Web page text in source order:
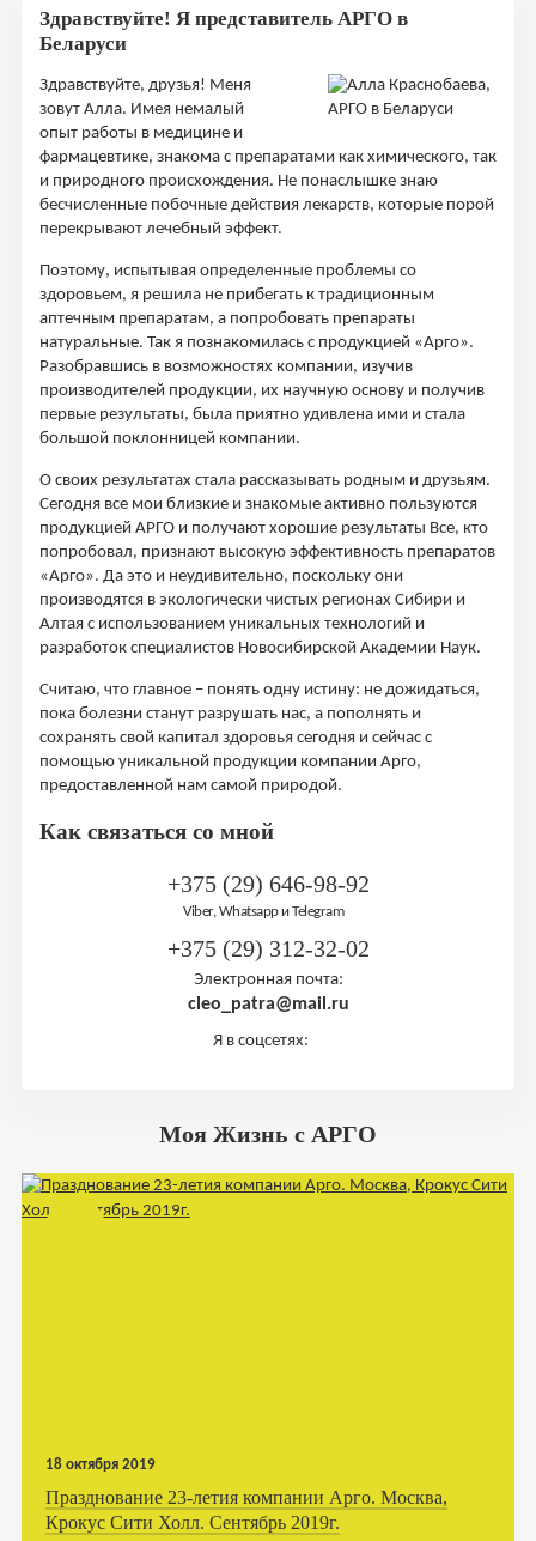
Здравствуйте! Я представитель АРГО в
Беларуси
Здравствуйте, друзья! Меня
зовут Алла. Имея немалый
опыт работы в медицине и
фармацевтике, знакома с препаратами как химического, так
и природного происхождения. Не понаслышке знаю
бесчисленные побочные действия лекарств, которые порой
перекрывают лечебный эффект.
Поэтому, испытывая определенные проблемы со
здоровьем, я решила не прибегать к традиционным
аптечным препаратам, а попробовать препараты
натуральные. Так я познакомилась с продукцией «Арго».
Разобравшись в возможностях компании, изучив
производителей продукции, их научную основу и получив
первые результаты, была приятно удивлена ими и стала
большой поклонницей компании.
О своих результатах стала рассказывать родным и друзьям.
Сегодня все мои близкие и знакомые активно пользуются
продукцией АРГО и получают хорошие результаты Все, кто
попробовал, признают высокую эффективность препаратов
«Арго». Да это и неудивительно, поскольку они
производятся в экологически чистых регионах Сибири и
Алтая с использованием уникальных технологий и
разработок специалистов Новосибирской Академии Наук.
Считаю, что главное – понять одну истину: не дожидаться,
пока болезни станут разрушать нас, а пополнять и
сохранять свой капитал здоровья сегодня и сейчас с
помощью уникальной продукции компании Арго,
предоставленной нам самой природой.
Как связаться со мной
+375 (29) 646-98-92
Viber, Whatsapp и Telegram
+375 (29) 312-32-02
Электронная почта:
cleo_patra@mail.ru
Я в соцсетях:
Моя Жизнь с АРГО
18 октября 2019
Празднование 23-летия компании Арго. Москва,
Крокус Сити Холл. Сентябрь 2019г.